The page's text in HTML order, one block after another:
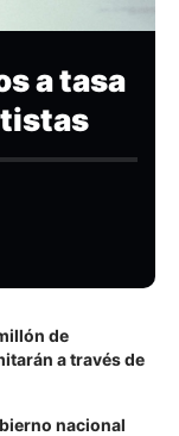
a tasa
de
a través de
nacional